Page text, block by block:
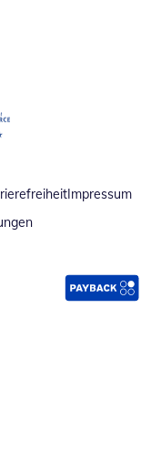
Fenster
neuem Fenster
in neuem Fenster
Impressum